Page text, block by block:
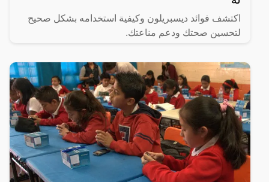
اكتشف فوائد ديسبريلون وكيفية استخدامه بشكل صحيح
لتحسين صحتك ودعم مناعتك.